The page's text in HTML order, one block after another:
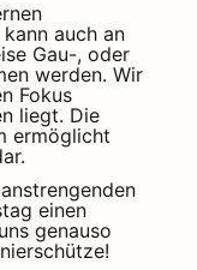
auch an
Gau-, oder
werden. Wir
Fokus
liegt. Die
ermöglicht
einen
genauso